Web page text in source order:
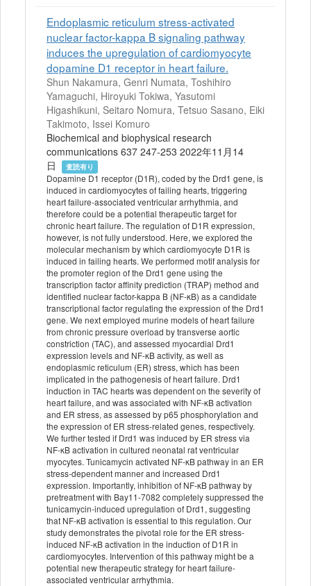
Endoplasmic reticulum stress-activated
nuclear factor-kappa B signaling pathway
induces the upregulation of cardiomyocyte
dopamine D1 receptor in heart failure.
Shun Nakamura, Genri Numata, Toshihiro
Yamaguchi, Hiroyuki Tokiwa, Yasutomi
Higashikuni, Seitaro Nomura, Tetsuo Sasano, Eiki
Takimoto, Issei Komuro
Biochemical and biophysical research
communications 637 247-253 2022年11月14
日
査読有り
Dopamine D1 receptor (D1R), coded by the Drd1 gene, is
induced in cardiomyocytes of failing hearts, triggering
heart failure-associated ventricular arrhythmia, and
therefore could be a potential therapeutic target for
chronic heart failure. The regulation of D1R expression,
however, is not fully understood. Here, we explored the
molecular mechanism by which cardiomyocyte D1R is
induced in failing hearts. We performed motif analysis for
the promoter region of the Drd1 gene using the
transcription factor affinity prediction (TRAP) method and
identified nuclear factor-kappa B (NF-κB) as a candidate
transcriptional factor regulating the expression of the Drd1
gene. We next employed murine models of heart failure
from chronic pressure overload by transverse aortic
constriction (TAC), and assessed myocardial Drd1
expression levels and NF-κB activity, as well as
endoplasmic reticulum (ER) stress, which has been
implicated in the pathogenesis of heart failure. Drd1
induction in TAC hearts was dependent on the severity of
heart failure, and was associated with NF-κB activation
and ER stress, as assessed by p65 phosphorylation and
the expression of ER stress-related genes, respectively.
We further tested if Drd1 was induced by ER stress via
NF-κB activation in cultured neonatal rat ventricular
myocytes. Tunicamycin activated NF-κB pathway in an ER
stress-dependent manner and increased Drd1
expression. Importantly, inhibition of NF-κB pathway by
pretreatment with Bay11-7082 completely suppressed the
tunicamycin-induced upregulation of Drd1, suggesting
that NF-κB activation is essential to this regulation. Our
study demonstrates the pivotal role for the ER stress-
induced NF-κB activation in the induction of D1R in
cardiomyocytes. Intervention of this pathway might be a
potential new therapeutic strategy for heart failure-
associated ventricular arrhythmia.